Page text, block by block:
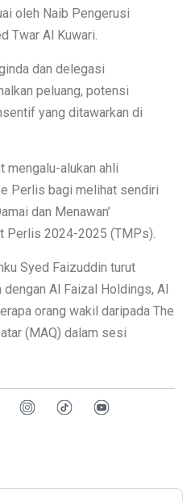
oleh Naib Pengerusi
Twar Al Kuwari.
dan delegasi
peluang, potensi
yang ditawarkan di
mengalu-alukan ahli
Perlis bagi melihat sendiri
dan Menawan’
Perlis 2024-2025 (TMPs).
Syed Faizuddin turut
Al Faizal Holdings, Al
orang wakil daripada The
(MAQ) dalam sesi